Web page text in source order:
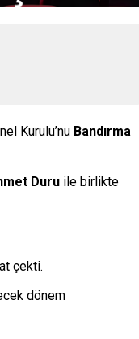
Kurulu’nu Bandırma
Duru ile birlikte
çekti.
dönem